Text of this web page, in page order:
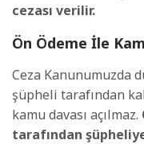
cezası verilir.
Ön Ödeme İle
Ceza Kanunumuzda
şüpheli tarafından
kamu davası açılmaz.
tarafından